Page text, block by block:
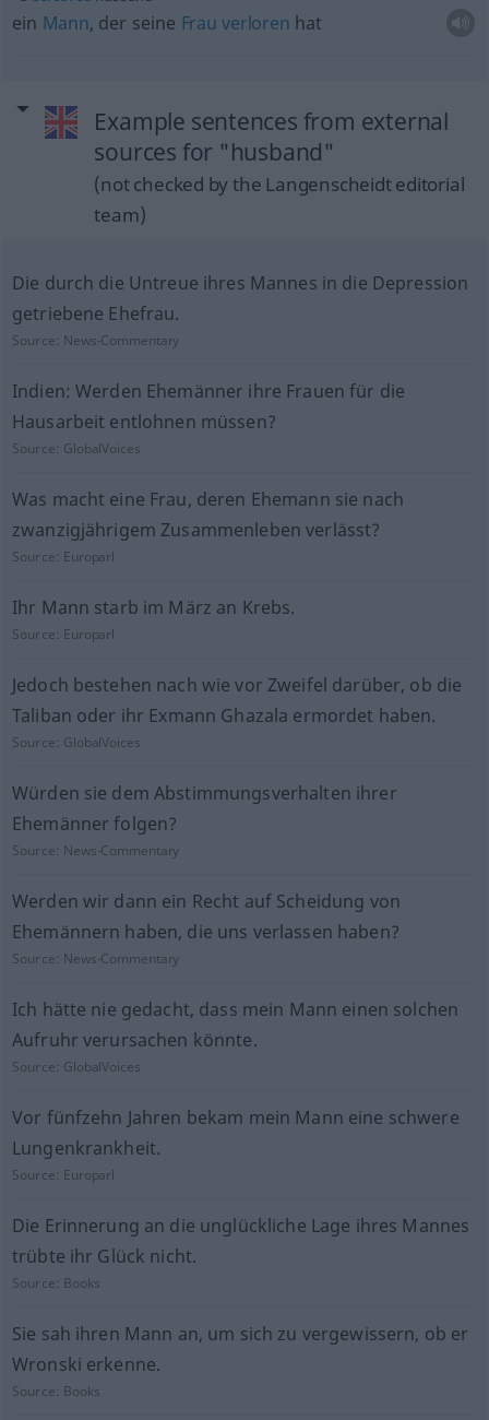
ein Mann, der seine Frau verloren hat
Example sentences from external
sources for "husband"
(not checked by the Langenscheidt editorial
team)
Die durch die Untreue ihres Mannes in die Depression
getriebene Ehefrau.
Source: News-Commentary
Indien: Werden Ehemänner ihre Frauen für die
Hausarbeit entlohnen müssen?
Source: GlobalVoices
Was macht eine Frau, deren Ehemann sie nach
zwanzigjährigem Zusammenleben verlässt?
Source: Europarl
Ihr Mann starb im März an Krebs.
Source: Europarl
Jedoch bestehen nach wie vor Zweifel darüber, ob die
Taliban oder ihr Exmann Ghazala ermordet haben.
Source: GlobalVoices
Würden sie dem Abstimmungsverhalten ihrer
Ehemänner folgen?
Source: News-Commentary
Werden wir dann ein Recht auf Scheidung von
Ehemännern haben, die uns verlassen haben?
Source: News-Commentary
Ich hätte nie gedacht, dass mein Mann einen solchen
Aufruhr verursachen könnte.
Source: GlobalVoices
Vor fünfzehn Jahren bekam mein Mann eine schwere
Lungenkrankheit.
Source: Europarl
Die Erinnerung an die unglückliche Lage ihres Mannes
trübte ihr Glück nicht.
Source: Books
Sie sah ihren Mann an, um sich zu vergewissern, ob er
Wronski erkenne.
Source: Books